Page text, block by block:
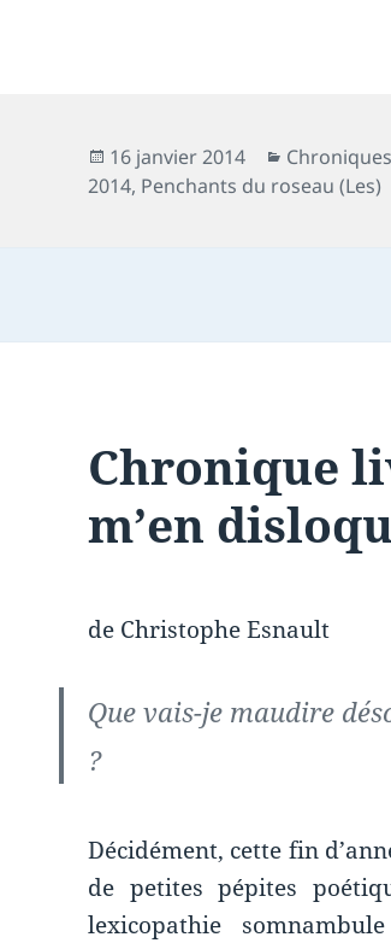
Publié
le
16 janvier 2014 Catégories
2014, Penchants du roseau (Les)
Chronique
m’en
de Christophe Esnault
Que vais-je maudire
?
Décidément, cette fin
de petites pépites
lexicopathie